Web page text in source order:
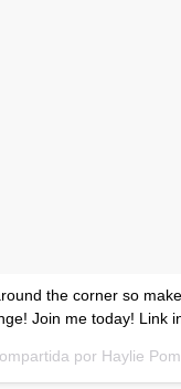
the corner so
Join me today! Link
por Haylie